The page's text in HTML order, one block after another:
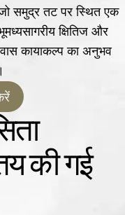
समुद्र तट पर स्थित एक
क्षितिज और
कायाकल्प का अनुभव
की गई